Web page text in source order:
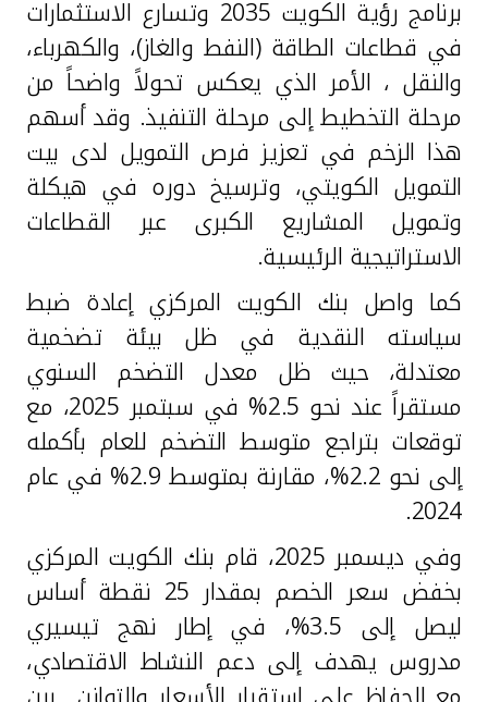
برنامج رؤية الكويت 2035 وتسارع الاستثمارات
في قطاعات الطاقة (النفط والغاز)، والكهرباء،
والنقل ، الأمر الذي يعكس تحولاً واضحاً من
مرحلة التخطيط إلى مرحلة التنفيذ. وقد أسهم
هذا الزخم في تعزيز فرص التمويل لدى بيت
التمويل الكويتي، وترسيخ دوره في هيكلة
وتمويل المشاريع الكبرى عبر القطاعات
الاستراتيجية الرئيسية.
كما واصل بنك الكويت المركزي إعادة ضبط
سياسته النقدية في ظل بيئة تضخمية
معتدلة، حيث ظل معدل التضخم السنوي
مستقراً عند نحو 2.5% في سبتمبر 2025، مع
توقعات بتراجع متوسط التضخم للعام بأكمله
إلى نحو 2.2%، مقارنة بمتوسط 2.9% في عام
2024.
وفي ديسمبر 2025، قام بنك الكويت المركزي
بخفض سعر الخصم بمقدار 25 نقطة أساس
ليصل إلى 3.5%، في إطار نهج تيسيري
مدروس يهدف إلى دعم النشاط الاقتصادي،